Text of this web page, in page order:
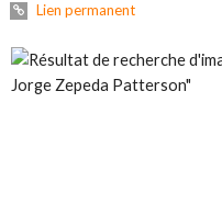
Lien permanent